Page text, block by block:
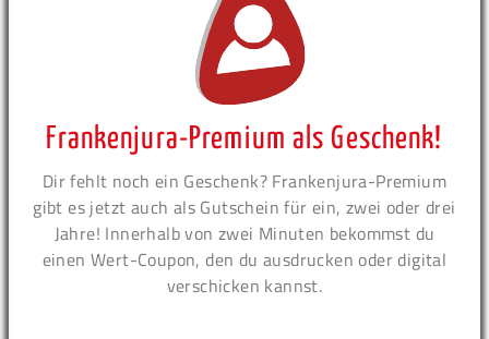
Frankenjura-Premium als Geschenk!
Dir fehlt noch ein Geschenk? Frankenjura-Premium
gibt es jetzt auch als Gutschein für ein, zwei oder drei
Jahre! Innerhalb von zwei Minuten bekommst du
einen Wert-Coupon, den du ausdrucken oder digital
verschicken kannst.